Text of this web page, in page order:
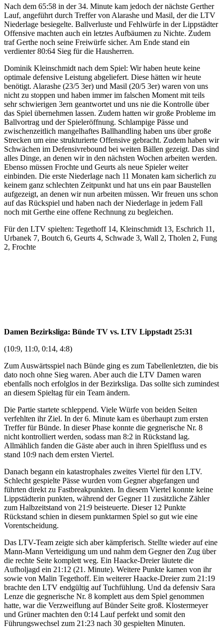
Nach dem 65:58 in der 34. Minute kam jedoch der nächste Gerther
Lauf, angeführt durch Treffer von Alarashe und Masil, der die LTV
Niederlage besiegelte. Ballverluste und Fehlwürfe in der Lippstädter
Offensive machten auch ein letztes Aufbäumen zu Nichte. Zudem
traf Gerthe noch seine Freiwürfe sicher. Am Ende stand ein
verdienter 80:64 Sieg für die Hausherren.
Dominik Kleinschmidt nach dem Spiel: Wir haben heute keine
optimale defensive Leistung abgeliefert. Diese hätten wir heute
benötigt. Alarashe (23/5 3er) und Masil (20/5 3er) waren von uns
nicht zu stoppen und haben immer im falschen Moment mit teils
sehr schwierigen 3ern geantwortet und uns nie die Kontrolle über
das Spiel übernehmen lassen. Zudem hatten wir große Probleme im
Ballvortrag und der Spieleröffnung. Schlampige Pässe und
zwischenzeitlich mangelhaftes Ballhandling haben uns über große
Strecken um eine strukturierte Offensive gebracht. Zudem haben wir
Schwächen im Defensivrebound bei weiten Bällen gezeigt. Das sind
alles Dinge, an denen wir in den nächsten Wochen arbeiten werden.
Ebenso müssen Frochte und Geurts als neue Spieler weiter
einbinden. Die erste Niederlage nach 11 Monaten kam sicherlich zu
keinem ganz schlechten Zeitpunkt und hat uns ein paar Baustellen
aufgezeigt, an denen wir nun arbeiten müssen. Wir freuen uns schon
auf das Rückspiel und haben nach der Niederlage in jedem Fall
noch mit Gerthe eine offene Rechnung zu begleichen.
Für den LTV spielten: Tegethoff 14, Kleinschmidt 13, Eschrich 11,
Urbanek 7, Boutch 6, Geurts 4, Schwade 3, Wall 2, Tholen 2, Fung
2, Frochte
Damen Bezirksliga: Bünde TV vs. LTV Lippstadt 25:31
(10:9, 11:0, 0:14, 4:8)
Zum Auswärtsspiel nach Bünde ging es zum Tabellenletzten, die bis
dato noch ohne Sieg waren. Aber auch die LTV Damen waren
ebenfalls noch erfolglos in der Bezirksliga. Das sollte sich zumindest
an diesem Spieltag für ein Team ändern.
Die Partie startete schleppend. Viele Würfe von beiden Seiten
verfehlten ihr Ziel. In der 6. Minute kam es überhaupt zum ersten
Treffer für Bünde. In dieser Phase konnte die gegnerische Nr. 8
nicht kontrolliert werden, sodass man 8:2 in Rückstand lag.
Allmählich fanden die Gäste aber auch in ihren Spielfluss und es
stand 10:9 nach dem ersten Viertel.
Danach begann ein katastrophales zweites Viertel für den LTV.
Schlecht gespielte Pässe wurden vom Gegner abgefangen und
führten direkt zu Fastbreakpunkten. In diesem Viertel konnte keine
Lippstädterin punkten, während der Gegner 11 zusätzliche Zähler
zum Halbzeitstand von 21:9 beisteuerte. Dieser 12 Punkte
Rückstand schien in diesem punktarmen Spiel so gut wie eine
Vorentscheidung.
Das LTV-Team zeigte sich aber kämpferisch. Stellte wieder auf eine
Mann-Mann Verteidigung um und nahm dem Gegner den Zug über
die rechte Seite komplett weg. Ein Haacke-Dreier läutete die
Aufholjagd ein 21:12 (21. Minute). Weitere Punkte kamen von ihr
sowie von Malin Tegethoff. Ein weiterer Haacke-Dreier zum 21:19
brachte den LTV endgültig auf Tuchfühlung. Und da defensiv Sara
Lenze die gegnerische Nr. 8 komplett aus dem Spiel genommen
hatte, war die Verzweiflung auf Bünder Seite groß. Klostermeyer
und Grüner machten den 0:14 Lauf perfekt und somit den
Führungswechsel zum 21:23 nach 30 gespielten Minuten.